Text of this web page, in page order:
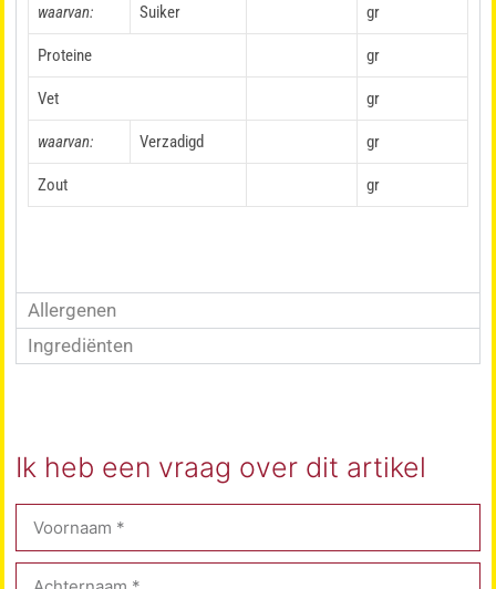
waarvan: Suiker gr
Proteine gr
Vet gr
waarvan: Verzadigd gr
Zout gr
Allergenen
Ingrediënten
Ik heb een vraag over dit artikel